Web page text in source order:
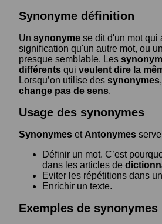
Synonyme définition
Un synonyme se dit d'un mot qui
signification qu'un autre mot, ou
presque semblable. Les
différents qui veulent dire la
Lorsqu’on utilise des synonymes
change pas de sens.
Usage des synonymes
Synonymes et Antonymes
Définir un mot. C’est
dans les articles de
Eviter les répétitions dans
Enrichir un texte.
Exemples de synonymes